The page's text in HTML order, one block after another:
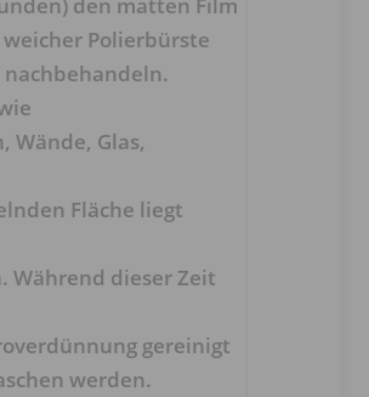
Polierbürste
Glas,
Fläche liegt
Während dieser Zeit
gereinigt
werden.